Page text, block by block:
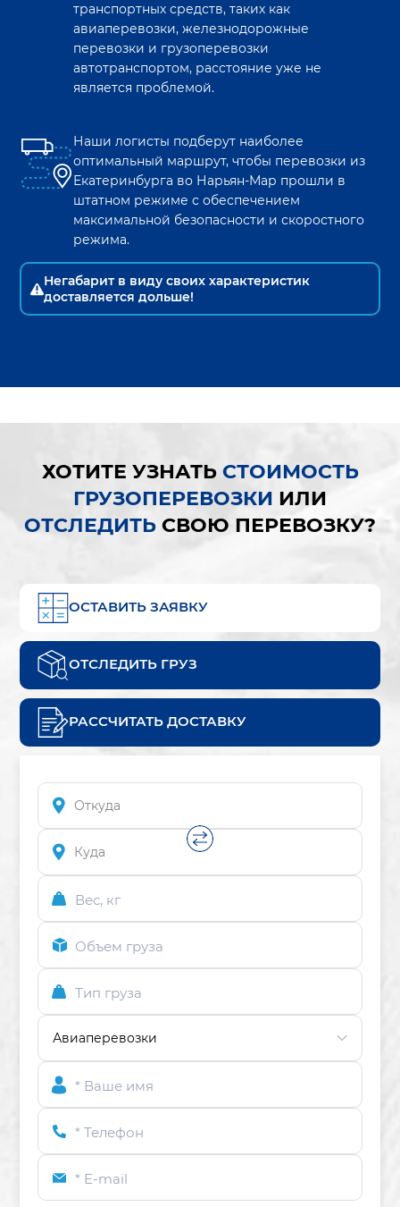
транспортных средств, таких как
авиаперевозки, железнодорожные
перевозки и грузоперевозки
автотранспортом, расстояние уже не
является проблемой.
Наши логисты подберут наиболее
оптимальный маршрут, чтобы перевозки из
Екатеринбурга во Нарьян-Мар прошли в
штатном режиме с обеспечением
максимальной безопасности и скоростного
режима.
Негабарит в виду своих характеристик
доставляется дольше!
ХОТИТЕ УЗНАТЬ СТОИМОСТЬ
ГРУЗОПЕРЕВОЗКИ ИЛИ
ОТСЛЕДИТЬ СВОЮ ПЕРЕВОЗКУ?
ОСТАВИТЬ ЗАЯВКУ
ОТСЛЕДИТЬ ГРУЗ
РАССЧИТАТЬ ДОСТАВКУ
Вес, кг
Объем груза
Тип груза
* Ваше имя
* Телефон
* E-mail